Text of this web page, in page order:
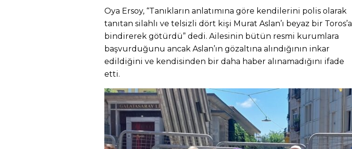
Oya Ersoy, “Tanıkların anlatımına göre kendilerini polis olarak
tanıtan silahlı ve telsizli dört kişi Murat Aslan’ı beyaz bir Toros’a
bindirerek götürdü” dedi. Ailesinin bütün resmi kurumlara
başvurduğunu ancak Aslan’ın gözaltına alındığının inkar
edildiğini ve kendisinden bir daha haber alınamadığını ifade
etti.